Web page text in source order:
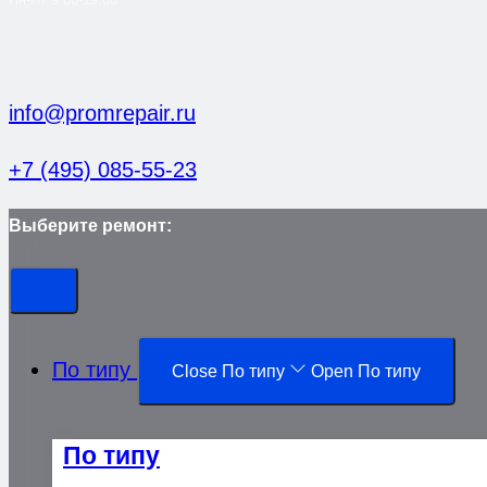
info@promrepair.ru
+7 (495) 085-55-23
Выберите ремонт:
По типу Close По типу Open По типу
По типу